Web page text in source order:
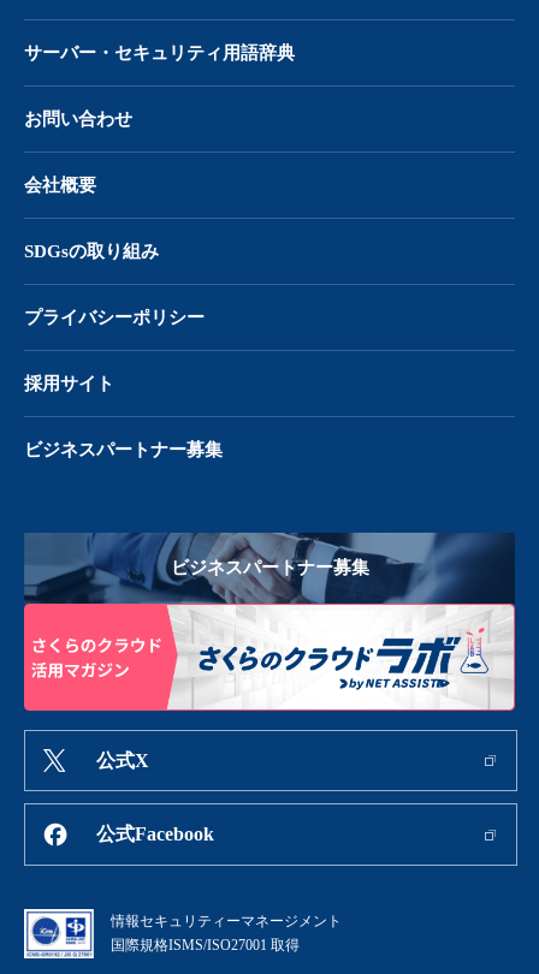
サーバー・ セキュリティ用語辞典
お問い合わせ
会社概要
SDGsの取り組み
プライバシーポリシー
採用サイト
ビジネスパートナー募集
ビジネスパートナー募集
公式X
公式Facebook
情報セキュリティーマネージメント
国際規格ISMS/ISO27001 取得